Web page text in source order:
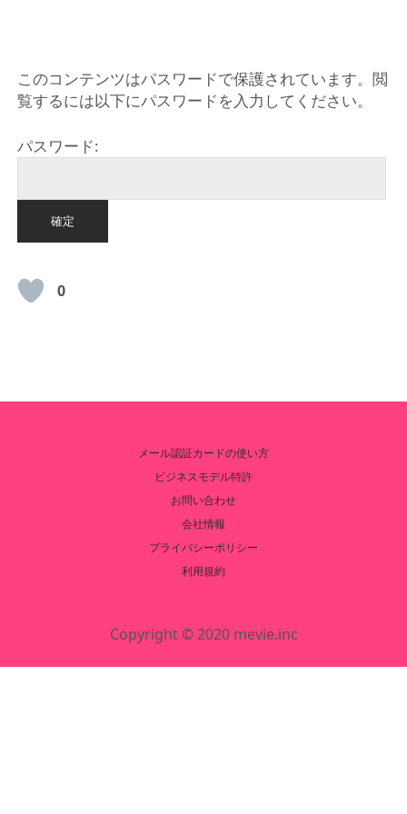
このコンテンツはパスワードで保護されています。閲
覧するには以下にパスワードを入力してください。
パスワード:
0
メール認証カードの使い方
ビジネスモデル特許
お問い合わせ
会社情報
プライバシーポリシー
利用規約
Copyright © 2020 mevie.inc